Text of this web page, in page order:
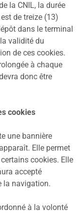
la CNIL, la durée
de treize (13)
dans le terminal
validité du
de ces cookies.
à chaque
donc être
cookies
une bannière
Elle permet
cookies. Elle
accepté
la navigation.
à la volonté